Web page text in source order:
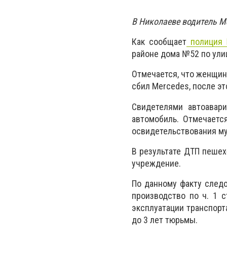
В Николаеве водитель
Как сообщает полиция
районе дома №52 по
Отмечается, что
сбил Mercedes, после
Свидетелями
автомобиль.
освидетельствования
В результате ДТП
учреждение.
По данному факту
производство по ч. 1
эксплуатации
до 3 лет тюрьмы.